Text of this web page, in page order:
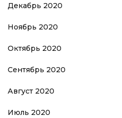
Декабрь 2020
Ноябрь 2020
Октябрь 2020
Сентябрь 2020
Август 2020
Июль 2020